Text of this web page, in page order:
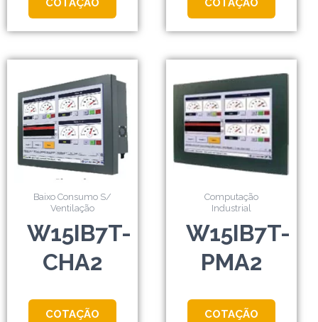
COTAÇÃO COTAÇÃO
Baixo Consumo S/
Ventilação
W15IB7T-
CHA2
COTAÇÃO
Computação
Industrial
W15IB7T-
PMA2
COTAÇÃO